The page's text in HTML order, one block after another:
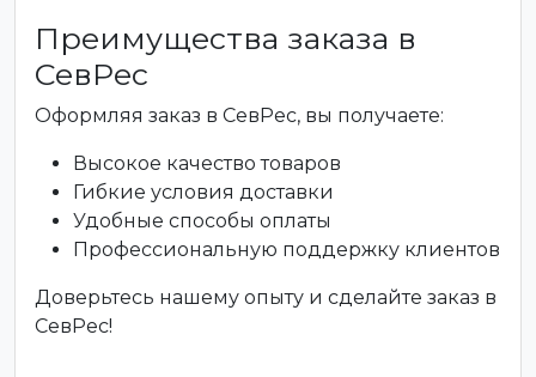
Преимущества заказа в
СевРес
Оформляя заказ в СевРес, вы получаете:
Высокое качество товаров
Гибкие условия доставки
Удобные способы оплаты
Профессиональную поддержку клиентов
Доверьтесь нашему опыту и сделайте заказ в
СевРес!